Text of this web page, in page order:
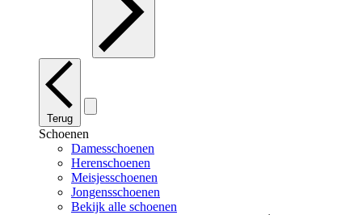
Terug
Schoenen
Damesschoenen
Herenschoenen
Meisjesschoenen
Jongensschoenen
Bekijk alle schoenen